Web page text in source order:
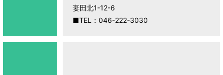
妻田北1-12-6
■TEL：046-222-3030